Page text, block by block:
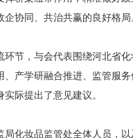
企协同、共治共赢的良好格局
，与会代表围绕河北省化
、产学研融合推进、监管服
际提出了意见建议。
化妆品监管处全体人员，以